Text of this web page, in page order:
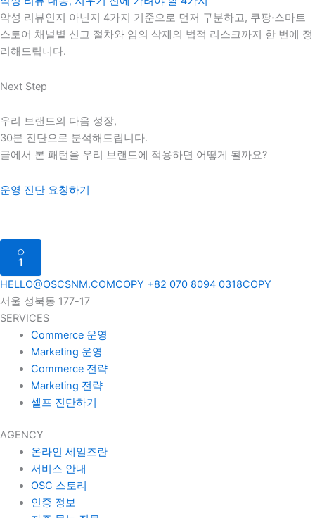
악성 리뷰인지 아닌지 4가지 기준으로 먼저 구분하고, 쿠팡·스마트
스토어 채널별 신고 절차와 임의 삭제의 법적 리스크까지 한 번에 정
리해드립니다.
Next Step
우리 브랜드의 다음 성장,
30분 진단으로 분석해드립니다.
글에서 본 패턴을 우리 브랜드에 적용하면 어떻게 될까요?
운영 진단 요청하기
1
HELLO@OSCSNM.COMCOPY +82 070 8094 0318COPY
서울 성북동 177-17
SERVICES
Commerce 운영
Marketing 운영
Commerce 전략
Marketing 전략
셀프 진단하기
AGENCY
온라인 세일즈란
서비스 안내
OSC 스토리
인증 정보